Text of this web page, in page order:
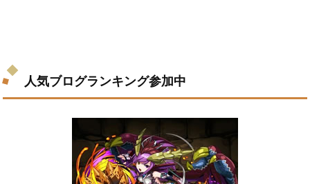
人気ブログランキング参加中